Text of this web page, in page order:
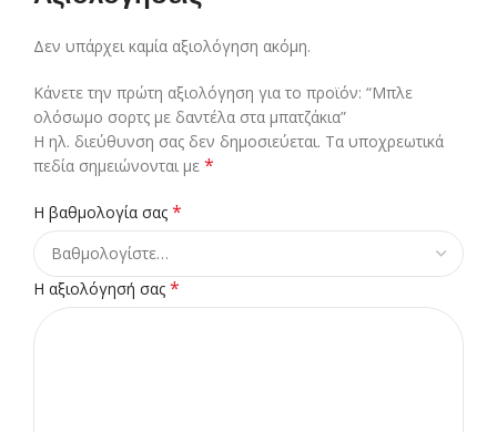
Δεν υπάρχει καμία αξιολόγηση ακόμη.
Κάνετε την πρώτη αξιολόγηση για το προϊόν: “Μπλε
ολόσωμο σορτς με δαντέλα στα μπατζάκια”
Η ηλ. διεύθυνση σας δεν δημοσιεύεται. Τα υποχρεωτικά
πεδία σημειώνονται με *
Η βαθμολογία σας *
Η αξιολόγησή σας *